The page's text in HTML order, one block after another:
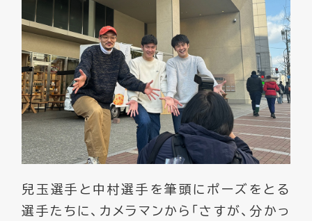
兒玉選手と中村選手を筆頭にポーズをとる
選手たちに、カメラマンから「さすが、分かっ